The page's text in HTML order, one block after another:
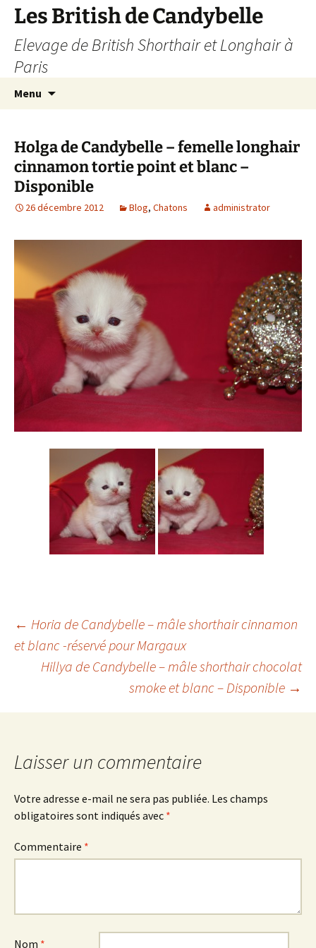
Les British de Candybelle
Elevage de British Shorthair et Longhair à
Paris
Menu
Holga de Candybelle – femelle longhair
cinnamon tortie point et blanc –
Disponible
26 décembre 2012 Blog, Chatons administrator
Navigation
des
articles
← Horia de Candybelle – mâle shorthair cinnamon
et blanc -réservé pour Margaux
Hillya de Candybelle – mâle shorthair chocolat
smoke et blanc – Disponible →
Laisser un commentaire
Votre adresse e-mail ne sera pas publiée. Les champs
obligatoires sont indiqués avec *
Commentaire *
Nom *